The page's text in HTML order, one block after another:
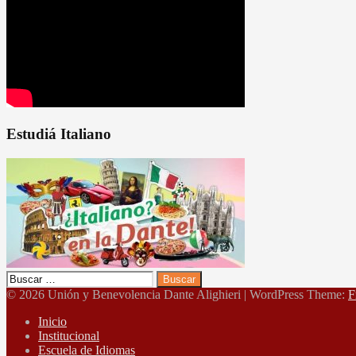
Estudiá Italiano
Buscar:
© 2026 Unión y Benevolencia Dante Alighieri | WordPress Theme:
Inicio
Institucional
Escuela de Idiomas